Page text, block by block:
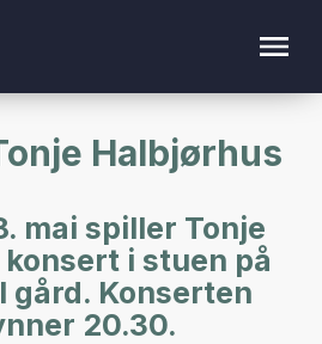
Halbjørhus
mai spiller Tonje
i stuen på
gård. Konserten
20.30.